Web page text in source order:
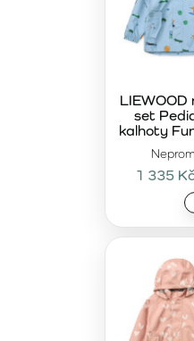
LIEWOOD
set
kalhoty
1 335 Kč